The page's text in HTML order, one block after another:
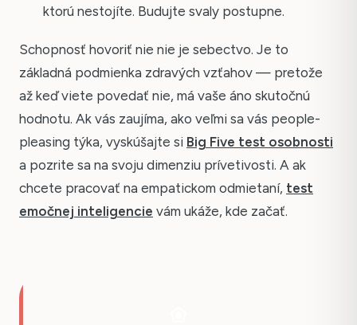
ktorú nestojíte. Budujte svaly postupne.
Schopnosť hovoriť nie nie je sebectvo. Je to
základná podmienka zdravých vzťahov — pretože
až keď viete povedať nie, má vaše áno skutočnú
hodnotu. Ak vás zaujíma, ako veľmi sa vás people-
pleasing týka, vyskúšajte si Big Five test osobnosti
a pozrite sa na svoju dimenziu prívetivosti. A ak
chcete pracovať na empatickom odmietaní, test
emočnej inteligencie vám ukáže, kde začať.